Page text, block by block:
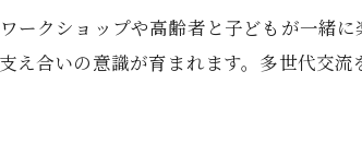
ークショップや高齢者と子どもが一緒
え合いの意識が育まれます。多世代交